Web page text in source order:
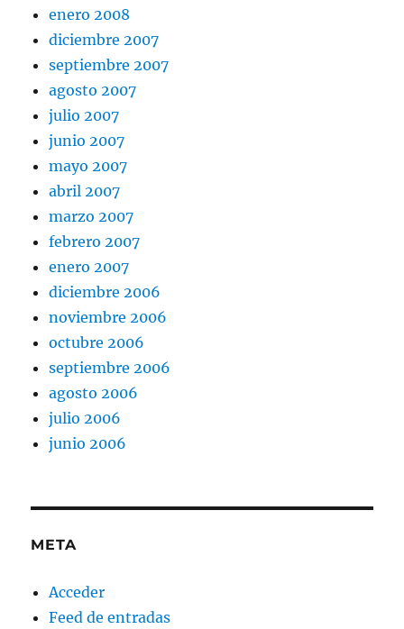
enero 2008
diciembre 2007
septiembre 2007
agosto 2007
julio 2007
junio 2007
mayo 2007
abril 2007
marzo 2007
febrero 2007
enero 2007
diciembre 2006
noviembre 2006
octubre 2006
septiembre 2006
agosto 2006
julio 2006
junio 2006
META
Acceder
Feed de entradas